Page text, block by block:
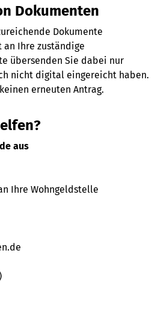
Dokumenten
Dokumente
Ihre zuständige
übersenden Sie dabei nur
nicht digital eingereicht haben.
erneuten Antrag.
aus
Ihre Wohngeldstelle